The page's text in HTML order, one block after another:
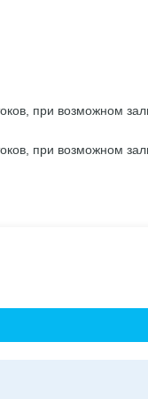
при возможном
при возможном